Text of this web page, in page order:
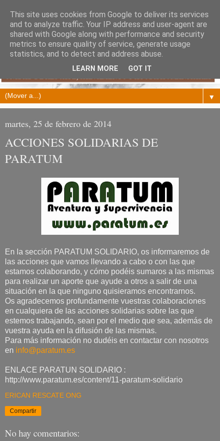
▼
martes, 25 de febrero de 2014
ACCIONES SOLIDARIAS DE
PARATUM
En la sección PARATUM SOLIDARIO, os informaremos de
las acciones que vamos llevando a cabo o con las que
estamos colaborando, y cómo podéis sumaros a las mismas
para realizar un aporte que ayude a otros a salir de una
situación en la que ninguno quisieramos encontrarnos.
Os agradecemos profundamente vuestras colaboraciones
en cualquiera de las acciones solidarias sobre las que
estemos trabajando, sean por el medio que sea, además de
vuestra ayuda en la difusión de las mismas.
Para más información no dudéis en contactar con nosotros
en info@paratum.es
ENLACE PARATUN SOLIDARIO :
http://www.paratum.es/content/11-paratum-solidario
ERICAN RESCATE ONG
Compartir
No hay comentarios:
This site uses cookies from Google to deliver its services
and to analyze traffic. Your IP address and user-agent are
shared with Google along with performance and security
metrics to ensure quality of service, generate usage
statistics, and to detect and address abuse.
LEARN MORE GOT IT